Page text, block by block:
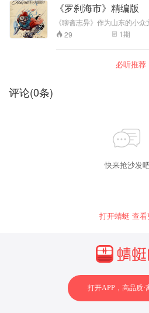
《罗刹海市》精编版
《聊斋志异》作为山东的小众
直是不温不火，但是确实一直
经典，在蹭淄博烧烤的热度，
海市》单独拿出来做一个专辑
听众，嬉笑怒骂，谁是谁非，
29 1期
必听推荐
评论(0条)
快来抢沙发吧
打开蜻蜓 查看
打开APP，高品质·